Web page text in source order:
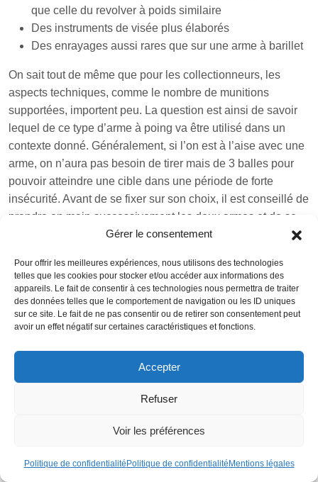
Gérer le consentement
Pour offrir les meilleures expériences, nous utilisons des technologies
telles que les cookies pour stocker et/ou accéder aux informations des
appareils. Le fait de consentir à ces technologies nous permettra de traiter
des données telles que le comportement de navigation ou les ID uniques
sur ce site. Le fait de ne pas consentir ou de retirer son consentement peut
avoir un effet négatif sur certaines caractéristiques et fonctions.
Accepter
Refuser
Voir les préférences
Politique de confidentialité Politique de confidentialité Mentions légales
que celle du revolver à poids similaire
Des instruments de visée plus élaborés
Des enrayages aussi rares que sur une arme à barillet
On sait tout de même que pour les collectionneurs, les
aspects techniques, comme le nombre de munitions
supportées, importent peu. La question est ainsi de savoir
lequel de ce type d’arme à poing va être utilisé dans un
contexte donné. Généralement, si l’on est à l’aise avec une
arme, on n’aura pas besoin de tirer mais de 3 balles pour
pouvoir atteindre une cible dans une période de forte
insécurité. Avant de se fixer sur son choix, il est conseillé de
prendre en main successivement les deux armes et de se
Pourquoi par ailleurs s’obliger de choisir entre les deux
quand on souhaite se constituer seulement
d’unecollection d’armesbien diversifiée ?
C. Des reproches pas toujours fondés
sur les revolvers
Arme de collection par excellence, le revolver est réputé
jusqu’à 1500 Euros, voire plus, pour avoir un modèle
possible de réaliser de bonnes affaires en prenant plus de